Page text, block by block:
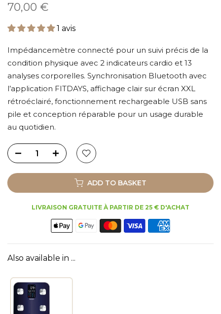
70,00 €
1 avis
Impédancemètre connecté pour un suivi précis de la
condition physique avec 2 indicateurs cardio et 13
analyses corporelles. Synchronisation Bluetooth avec
l’application FITDAYS, affichage clair sur écran XXL
rétroéclairé, fonctionnement rechargeable USB sans
pile et conception réparable pour un usage durable
au quotidien.
ADD TO BASKET
LIVRAISON GRATUITE À PARTIR DE 25 € D'ACHAT
Also available in ...